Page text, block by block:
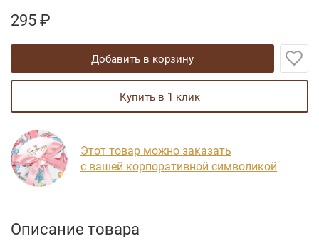
295₽
добавить в корзину
купить в 1 клик
Этот товар можно заказать
с вашей корпоративной символикой
Описание товара